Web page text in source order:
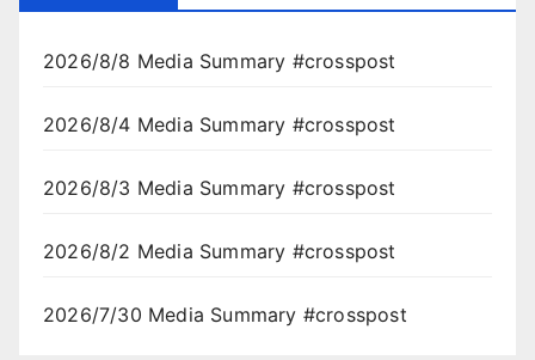
2026/8/8 Media Summary #crosspost
2026/8/4 Media Summary #crosspost
2026/8/3 Media Summary #crosspost
2026/8/2 Media Summary #crosspost
2026/7/30 Media Summary #crosspost